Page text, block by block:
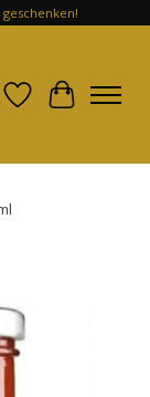
Verlanglijst